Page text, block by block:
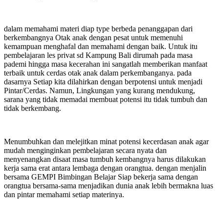
dalam memahami materi diap type berbeda penanggapan dari
berkembangnya Otak anak dengan pesat untuk memenuhi
kemampuan menghafal dan memahami dengan baik. Untuk itu
pembelajaran les privat sd Kampung Bali dirumah pada masa
pademi hingga masa kecerahan ini sangatlah memberikan manfaat
terbaik untuk cerdas otak anak dalam perkembanganya. pada
dasarnya Setiap kita dilahirkan dengan berpotensi untuk menjadi
Pintar/Cerdas. Namun, Lingkungan yang kurang mendukung,
sarana yang tidak memadai membuat potensi itu tidak tumbuh dan
tidak berkembang.
Menumbuhkan dan melejitkan minat potensi kecerdasan anak agar
mudah menginginkan pembelajaran secara nyata dan
menyenangkan disaat masa tumbuh kembangnya harus dilakukan
kerja sama erat antara lembaga dengan orangtua. dengan menjalin
bersama GEMPI Bimbingan Belajar Siap bekerja sama dengan
orangtua bersama-sama menjadikan dunia anak lebih bermakna luas
dan pintar memahami setiap materinya.